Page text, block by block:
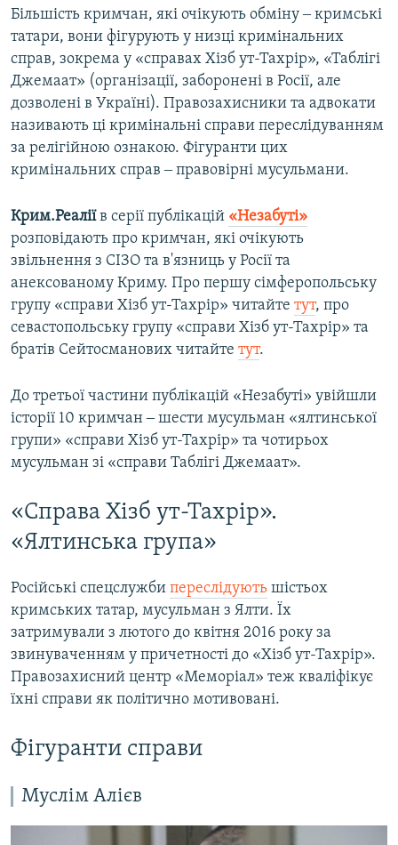
Більшість кримчан, які очікують обміну ‒ кримські
татари, вони фігурують у низці кримінальних
справ, зокрема у «справах Хізб ут-Тахрір», «Таблігі
Джемаат» (організації, заборонені в Росії, але
дозволені в Україні). Правозахисники та адвокати
називають ці кримінальні справи переслідуванням
за релігійною ознакою. Фігуранти цих
кримінальних справ ‒ правовірні мусульмани.
Крим.Реаліїв серії публікацій «Незабуті»
розповідають про кримчан, які очікують
звільнення з СІЗО та в'язниць у Росії та
анексованому Криму. Про першу сімферопольську
групу «справи Хізб ут-Тахрір» читайте тут, про
севастопольську групу «справи Хізб ут-Тахрір» та
братів Сейтосманових читайте тут.
До третьої частини публікацій «Незабуті» увійшли
історії 10 кримчан ‒ шести мусульман «ялтинської
групи» «справи Хізб ут-Тахрір» та чотирьох
мусульман зі «справи Таблігі Джемаат».
«Справа Хізб ут-Тахрір».
«Ялтинська група»
Російські спецслужби переслідують шістьох
кримських татар, мусульман з Ялти. Їх
затримували з лютого до квітня 2016 року за
звинуваченням у причетності до «Хізб ут-Тахрір».
Правозахисний центр «Меморіал» теж кваліфікує
їхні справи як політично мотивовані.
Фігуранти справи
Муслім Алієв